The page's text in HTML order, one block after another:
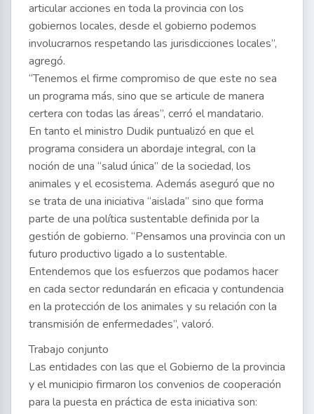
articular acciones en toda la provincia con los
gobiernos locales, desde el gobierno podemos
involucrarnos respetando las jurisdicciones locales”,
agregó.
“Tenemos el firme compromiso de que este no sea
un programa más, sino que se articule de manera
certera con todas las áreas”, cerró el mandatario.
En tanto el ministro Dudik puntualizó en que el
programa considera un abordaje integral, con la
noción de una “salud única” de la sociedad, los
animales y el ecosistema. Además aseguró que no
se trata de una iniciativa “aislada” sino que forma
parte de una política sustentable definida por la
gestión de gobierno. “Pensamos una provincia con un
futuro productivo ligado a lo sustentable.
Entendemos que los esfuerzos que podamos hacer
en cada sector redundarán en eficacia y contundencia
en la protección de los animales y su relación con la
transmisión de enfermedades”, valoró.
Trabajo conjunto
Las entidades con las que el Gobierno de la provincia
y el municipio firmaron los convenios de cooperación
para la puesta en práctica de esta iniciativa son: